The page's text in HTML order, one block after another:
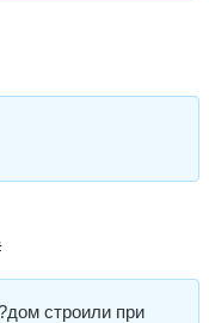
строили при